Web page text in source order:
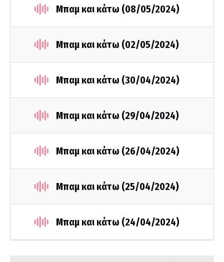
Μπαμ και κάτω (08/05/2024)
Μπαμ και κάτω (02/05/2024)
Μπαμ και κάτω (30/04/2024)
Μπαμ και κάτω (29/04/2024)
Μπαμ και κάτω (26/04/2024)
Μπαμ και κάτω (25/04/2024)
Μπαμ και κάτω (24/04/2024)